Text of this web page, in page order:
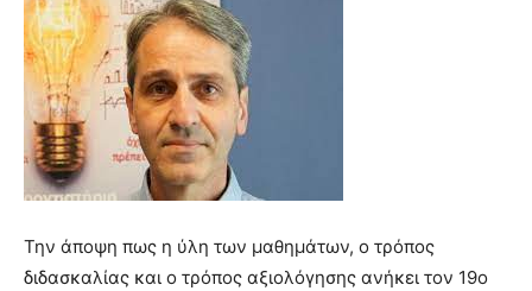
Την άποψη πως η ύλη των μαθημάτων, ο τρόπος
διδασκαλίας και ο τρόπος αξιολόγησης ανήκει τον 19ο